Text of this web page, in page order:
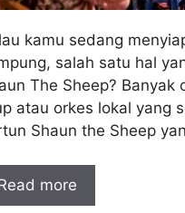
kamu sedang
salah satu hal
The Sheep? Banyak
atau orkes lokal yang
Shaun the Sheep
more